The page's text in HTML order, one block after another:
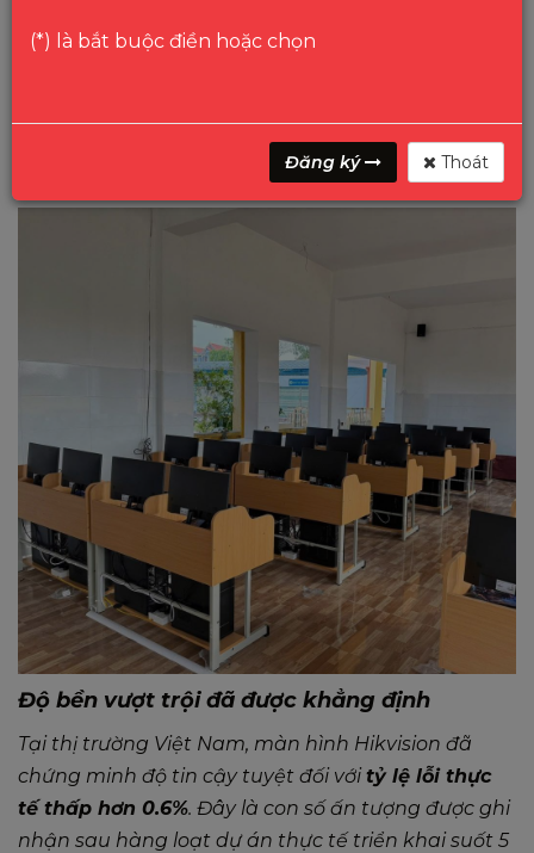
hành ổn định suốt thời gian dài.
Phù hợp triển khai số lượng lớn:Dễ dàng lắp
đặt cho phòng tin học, trung tâm đào tạo.
Độ bền vượt trội đã được khẳng định
Tại thị trường Việt Nam, màn hình Hikvision đã
chứng minh độ tin cậy tuyệt đối vớitỷ lệ lỗi thực
tế thấp hơn 0.6%. Đây là con số ấn tượng được ghi
nhận sau hàng loạt dự án thực tế triển khai suốt 5
(*) là bắt buộc điền hoặc chọn
Đăng ký Thoát